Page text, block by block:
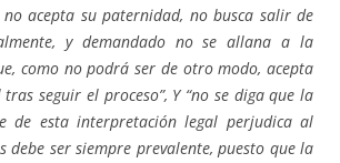
acepta su paternidad, no busca salir de
y demandado no se allana a la
como no podrá ser de otro modo, acepta
seguir el proceso”, Y “no se diga que la
de esta interpretación legal perjudica al
debe ser siempre prevalente, puesto que la